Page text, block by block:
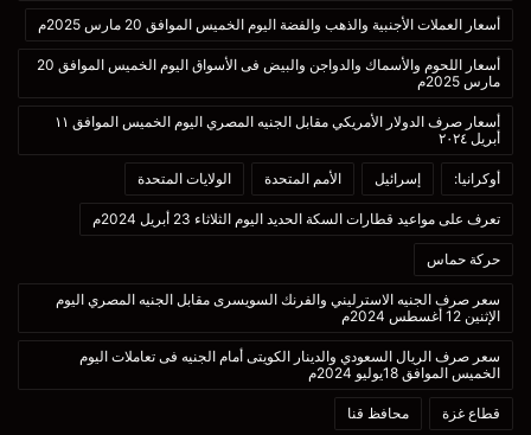
أسعار العملات الأجنبية والذهب والفضة اليوم الخميس الموافق 20 مارس 2025م
أسعار اللحوم والأسماك والدواجن والبيض فى الأسواق اليوم الخميس الموافق 20
مارس 2025م
أسعار صرف الدولار الأمريكي مقابل الجنيه المصري اليوم الخميس الموافق ١١
أبريل ٢٠٢٤
أوكرانيا: إسرائيل الأمم المتحدة الولايات المتحدة
تعرف على مواعيد قطارات السكة الحديد اليوم الثلاثاء 23 أبريل 2024م
حركة حماس
سعر صرف الجنيه الاسترليني والفرنك السويسرى مقابل الجنيه المصري اليوم
الإثنين 12 أغسطس 2024م
سعر صرف الريال السعودي والدينار الكويتى أمام الجنيه فى تعاملات اليوم
الخميس الموافق 18يوليو 2024م
قطاع غزة محافظ قنا